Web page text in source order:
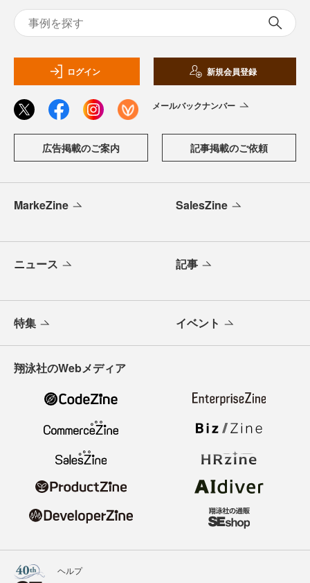
ログイン 新規会員登録
メールバックナンバー
広告掲載のご案内 記事掲載のご依頼
MarkeZine SalesZine
ニュース 記事
特集 イベント
翔泳社のWebメディア
ヘルプ